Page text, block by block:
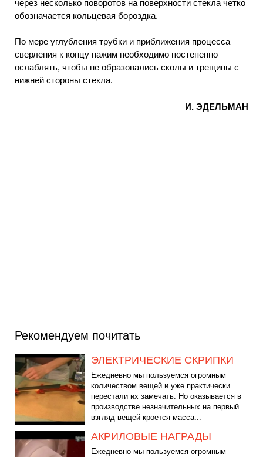
через несколько поворотов на поверхности стекла четко
обозначается кольцевая бороздка.
По мере углубления трубки и приближения процесса
сверления к концу нажим необходимо постепенно
ослаблять, чтобы не образовались сколы и трещины с
нижней стороны стекла.
И. ЭДЕЛЬМАН
Рекомендуем почитать
ЭЛЕКТРИЧЕСКИЕ СКРИПКИ
Ежедневно мы пользуемся огромным
количеством вещей и уже практически
перестали их замечать. Но оказывается в
производстве незначительных на первый
взгляд вещей кроется масса...
АКРИЛОВЫЕ НАГРАДЫ
Ежедневно мы пользуемся огромным